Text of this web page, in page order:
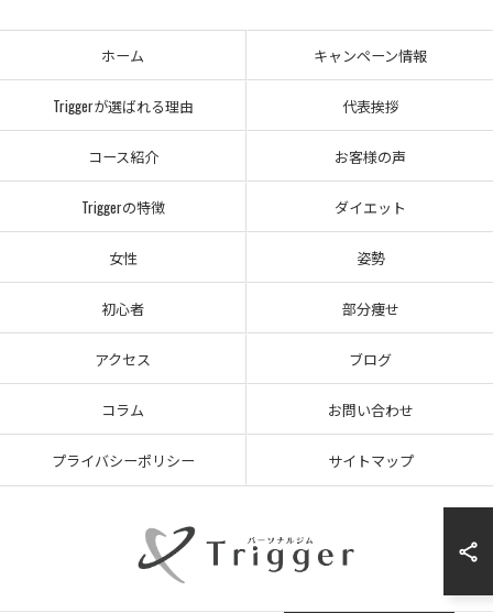
ホーム キャンペーン情報
Triggerが選ばれる理由 代表挨拶
コース紹介 お客様の声
Triggerの特徴 ダイエット
女性 姿勢
初心者 部分痩せ
アクセス ブログ
コラム お問い合わせ
プライバシーポリシー サイトマップ